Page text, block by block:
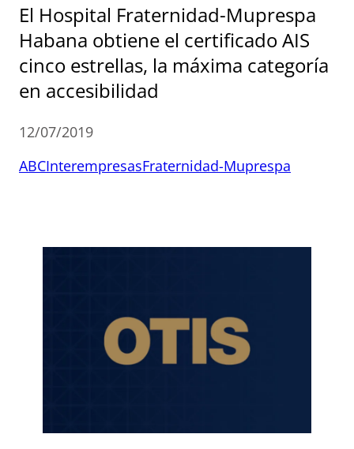
El Hospital Fraternidad-Muprespa
Habana obtiene el certificado AIS
cinco estrellas, la máxima categoría
en accesibilidad
12/07/2019
ABCInterempresasFraternidad-Muprespa